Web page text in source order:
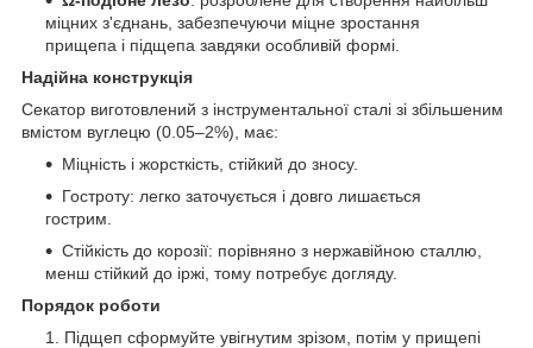
міцних з'єднань, забезпечуючи міцне зростання
прищепа і підщепа завдяки особливій формі.
Надійна конструкція
Секатор виготовлений з інструментальної сталі зі збільшеним
вмістом вуглецю (0.05–2%), має:
Міцність і жорсткість, стійкий до зносу.
Гостроту: легко заточується і довго лишається
гострим.
Стійкість до корозії: порівняно з нержавійною сталлю,
менш стійкий до іржі, тому потребує догляду.
Порядок роботи
Підщеп сформуйте увігнутим зрізом, потім у прищепі